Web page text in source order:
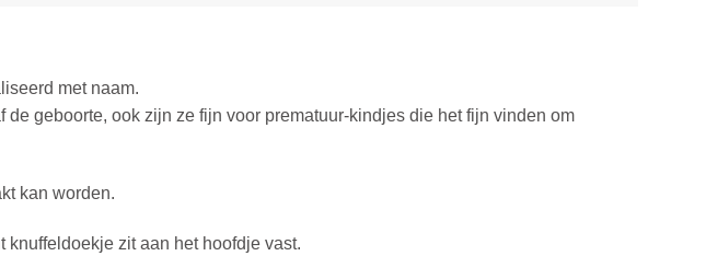
met naam.
geboorte, ook zijn ze fijn voor prematuur-kindjes die het fijn vinden om
kan worden.
zit aan het hoofdje vast.